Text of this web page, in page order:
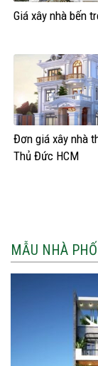
Giá xây nhà bến
Đơn giá xây nhà
Thủ Đức HCM
MẪU NHÀ